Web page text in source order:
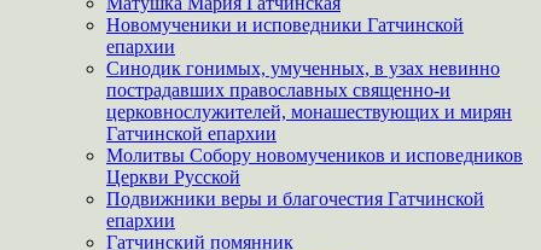
Новомученики и исповедники Гатчинской
епархии
Синодик гонимых, умученных, в узах невинно
пострадавших православных священно-и
церковнослужителей, монашествующих и мирян
Гатчинской епархии
Молитвы Собору новомучеников и исповедников
Церкви Русской
Подвижники веры и благочестия Гатчинской
епархии
Гатчинский помянник